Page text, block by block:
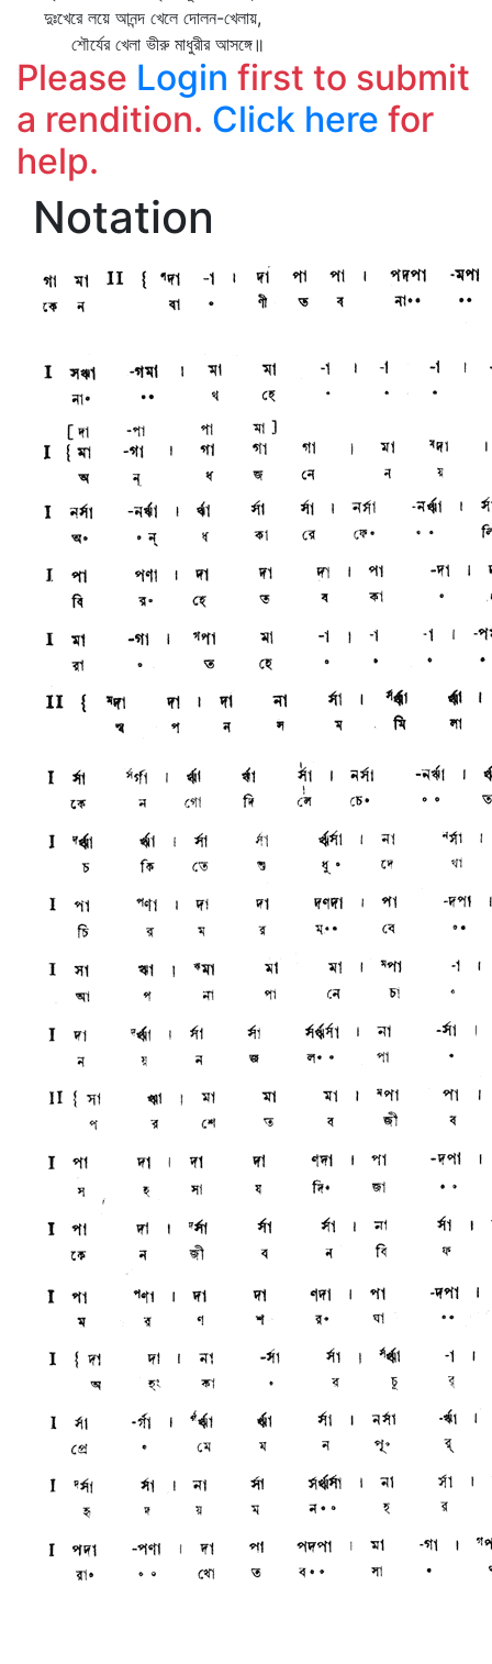
দুঃখেরে লয়ে আনন্দ খেলে দোলন-খেলায়,
শৌর্যের খেলা ভীরু মাধুরীর আসঙ্গে॥
Please Login first to submit
a rendition. Click here for
help.
Notation